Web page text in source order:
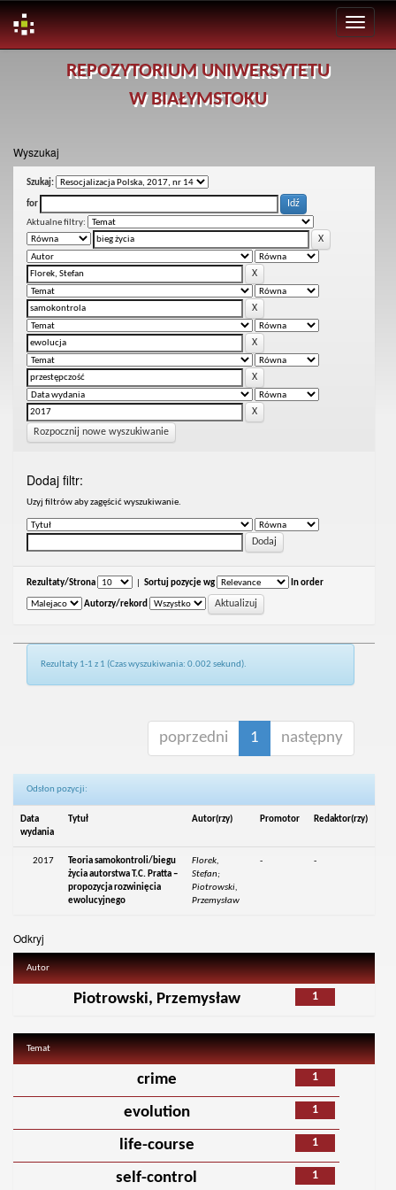
REPOZYTORIUM UNIWERSYTETU
W BIAŁYMSTOKU
Wyszukaj
Szukaj:
for
Aktualne filtry:
Rozpocznij nowe wyszukiwanie
Dodaj filtr:
Uzyj filtrów aby zagęścić wyszukiwanie.
Rezultaty/Strona Sortuj pozycje wg In order
Autorzy/rekord
Rezultaty 1-1 z 1 (Czas wyszukiwania: 0.002 sekund).
poprzedni 1 następny
Odsłon pozycji:
Data
wydania
Tytuł Autor(rzy) Promotor Redaktor(rzy)
2017
Teoria samokontroli/biegu
życia autorstwa T.C. Pratta –
propozycja rozwinięcia
ewolucyjnego
Florek,
Stefan;
Piotrowski,
Przemysław
- -
Odkryj
Autor
1
Piotrowski, Przemysław
Temat
1
crime
1
evolution
1
life-course
1
self-control